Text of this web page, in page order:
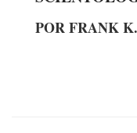
POR FRANK